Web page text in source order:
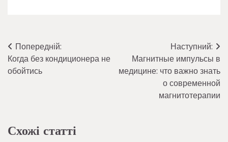
Навігація
записів
Попередній:
Когда без кондиционера не
обойтись
Наступний:
Магнитные импульсы в
медицине: что важно знать
о современной
магнитотерапии
Схожі статті